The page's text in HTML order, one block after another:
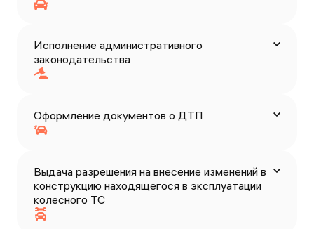
Исполнение административного
законодательства
Оформление документов о ДТП
Выдача разрешения на внесение изменений в
конструкцию находящегося в эксплуатации
колесного ТС